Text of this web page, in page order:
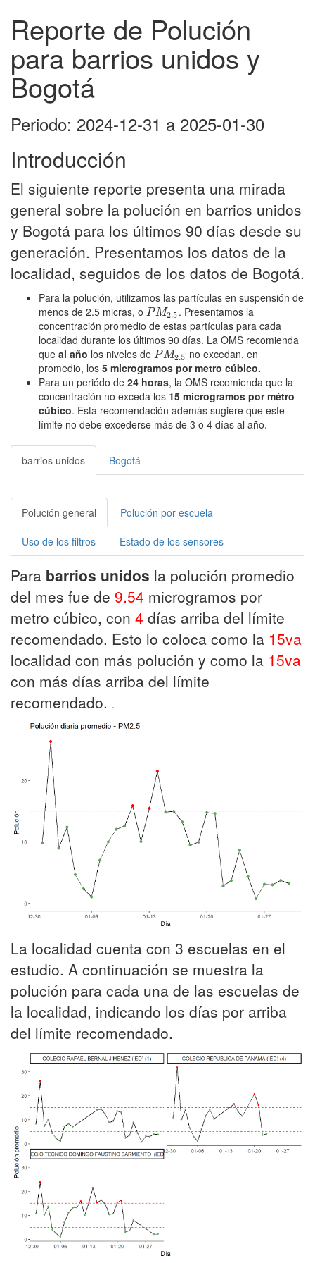
Reporte de Polución
para barrios unidos y
Bogotá
Periodo: 2024-12-31 a 2025-01-30
Introducción
El siguiente reporte presenta una mirada
general sobre la polución en barrios unidos
y Bogotá para los últimos 90 días desde su
generación. Presentamos los datos de la
localidad, seguidos de los datos de Bogotá.
Para la polución, utilizamos las partículas en suspensión de
menos de 2.5 micras, o PM2.5
PM2.5 . Presentamos la
concentración promedio de estas partículas para cada
localidad durante los últimos 90 días. La OMS recomienda
que al año los niveles de PM2.5
PM2.5 no excedan, en
promedio, los 5 microgramos por metro cúbico.
Para un periódo de 24 horas, la OMS recomienda que la
concentración no exceda los 15 microgramos por métro
cúbico. Esta recomendación además sugiere que este
límite no debe excederse más de 3 o 4 días al año.
barrios unidos Bogotá
Polución general Polución por escuela
Uso de los filtros Estado de los sensores
Para barrios unidos la polución promedio
del mes fue de 9.54 microgramos por
metro cúbico, con 4 días arriba del límite
recomendado. Esto lo coloca como la 15va
localidad con más polución y como la 15va
con más días arriba del límite
recomendado. .
La localidad cuenta con 3 escuelas en el
estudio. A continuación se muestra la
polución para cada una de las escuelas de
la localidad, indicando los días por arriba
del límite recomendado.